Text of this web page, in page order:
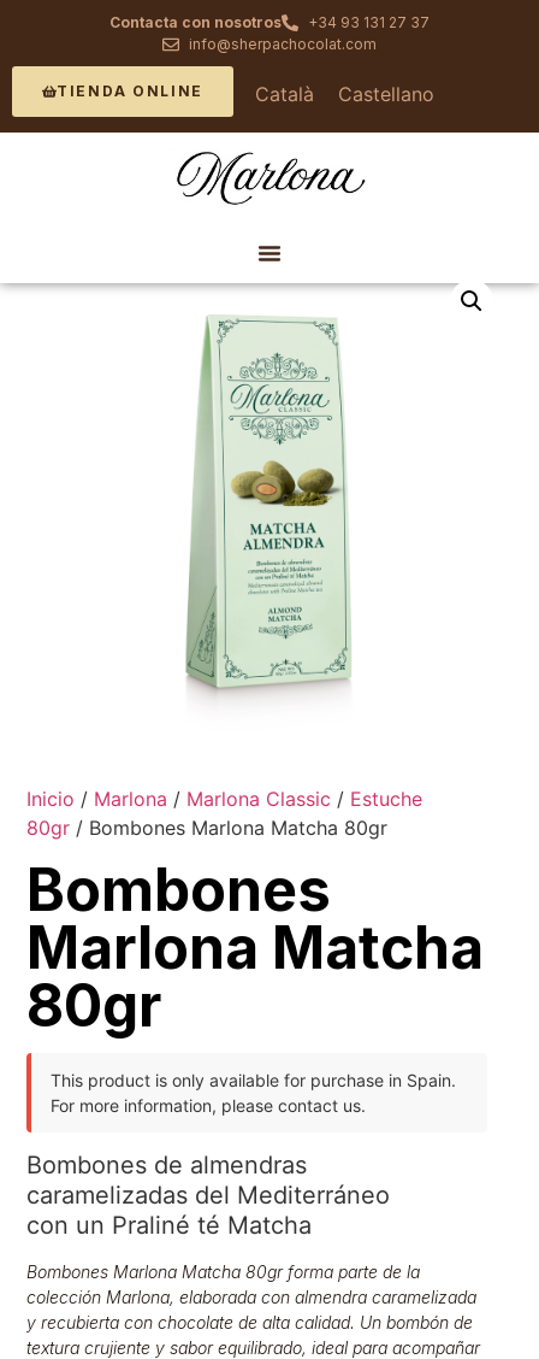
Contacta con nosotros
+34 93 131 27 37
info@sherpachocolat.com
TIENDA ONLINE Català Castellano
Inicio / Marlona / Marlona Classic / Estuche
80gr / Bombones Marlona Matcha 80gr
Bombones
Marlona Matcha
80gr
This product is only available for purchase in Spain.
For more information, please contact us.
Bombones de almendras
caramelizadas del Mediterráneo
con un Praliné té Matcha
Bombones Marlona Matcha 80gr forma parte de la
colección Marlona, elaborada con almendra caramelizada
y recubierta con chocolate de alta calidad. Un bombón de
textura crujiente y sabor equilibrado, ideal para acompañar